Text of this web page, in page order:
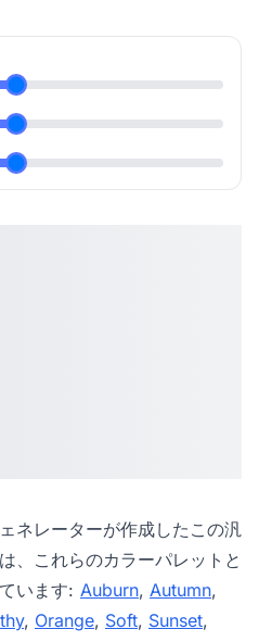
ネレーターが作成したこの汎
、これらのカラーパレットと
います: Auburn, Autumn,
, Orange, Soft, Sunset,